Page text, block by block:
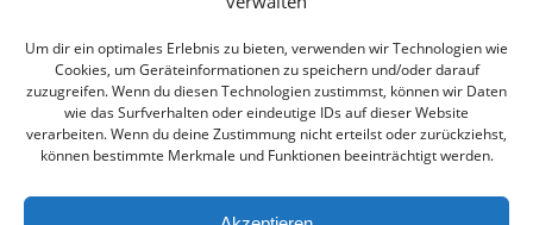
Um dir ein optimales Erlebnis zu bieten, verwenden wir Technologien wie
Cookies, um Geräteinformationen zu speichern und/oder darauf
zuzugreifen. Wenn du diesen Technologien zustimmst, können wir Daten
wie das Surfverhalten oder eindeutige IDs auf dieser Website
verarbeiten. Wenn du deine Zustimmung nicht erteilst oder zurückziehst,
können bestimmte Merkmale und Funktionen beeinträchtigt werden.
info@geromayer.de